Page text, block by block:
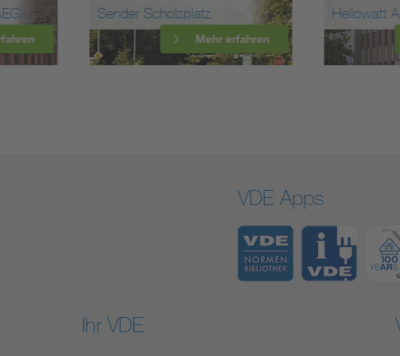
Sender Scholzplatz
Mehr erfahren
Heliowatt AG
Mehr
VDE Apps
Ihr VDE